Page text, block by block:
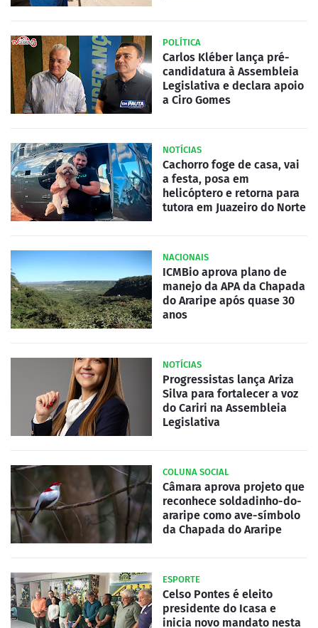
POLÍTICA
Carlos Kléber lança pré-
candidatura à Assembleia
Legislativa e declara apoio
a Ciro Gomes
NOTÍCIAS
Cachorro foge de casa, vai
a festa, posa em
helicóptero e retorna para
tutora em Juazeiro do Norte
NACIONAIS
ICMBio aprova plano de
manejo da APA da Chapada
do Araripe após quase 30
anos
NOTÍCIAS
Progressistas lança Ariza
Silva para fortalecer a voz
do Cariri na Assembleia
Legislativa
COLUNA SOCIAL
Câmara aprova projeto que
reconhece soldadinho-do-
araripe como ave-símbolo
da Chapada do Araripe
ESPORTE
Celso Pontes é eleito
presidente do Icasa e
inicia novo mandato nesta